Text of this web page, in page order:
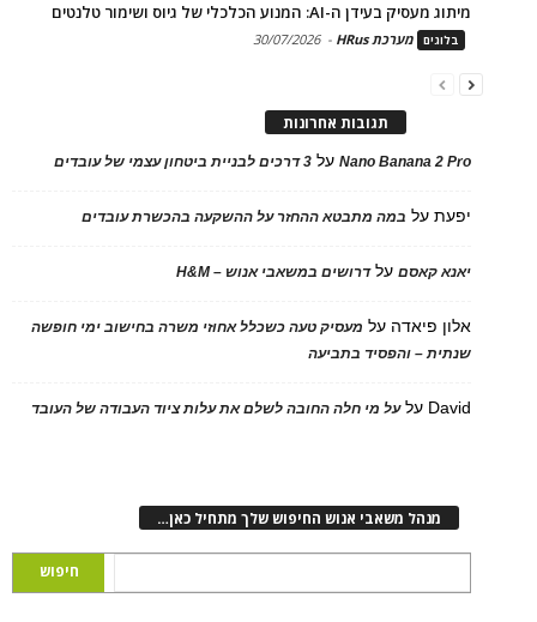
מיתוג מעסיק בעידן ה-AI: המנוע הכלכלי של גיוס ושימור טלנטים
בלוגים מערכת HRus -
30/07/2026
תגובות אחרונות
Nano Banana 2 Proעל 3 דרכים לבניית ביטחון עצמי של עובדים
יפעתעל במה מתבטא ההחזר על ההשקעה בהכשרת עובדים
יאנא קאסםעלדרושים במשאבי אנוש – H&M
אלון פיאדה על מעסיק טעה כשכלל אחוזי משרה בחישוב ימי חופשה
שנתית – והפסיד בתביעה
David עלעל מי חלה החובה לשלם את עלות ציוד העבודה של העובד
מנהל משאבי אנוש החיפוש שלך מתחיל כאן…